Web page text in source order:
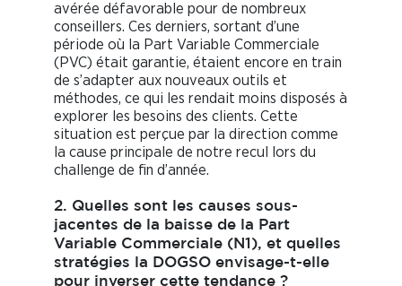
avérée défavorable pour de nombreux
conseillers. Ces derniers, sortant d’une
période où la Part Variable Commerciale
(PVC) était garantie, étaient encore en train
de s’adapter aux nouveaux outils et
méthodes, ce qui les rendait moins disposés à
explorer les besoins des clients. Cette
situation est perçue par la direction comme
la cause principale de notre recul lors du
challenge de fin d’année.
2. Quelles sont les causes sous-
jacentes de la baisse de la Part
Variable Commerciale (N1), et quelles
stratégies la DOGSO envisage-t-elle
pour inverser cette tendance ?